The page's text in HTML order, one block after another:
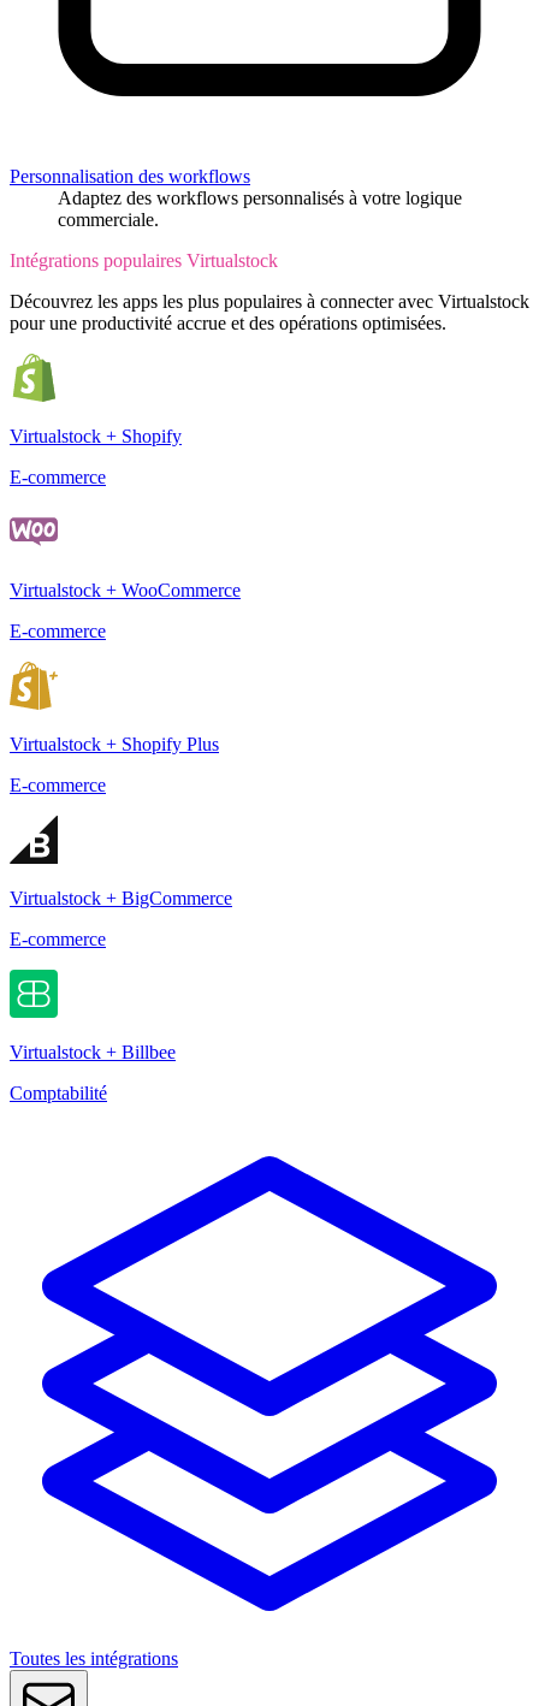
Personnalisation des workflows
Adaptez des workflows personnalisés à votre logique
commerciale.
Intégrations populaires Virtualstock
Découvrez les apps les plus populaires à connecter avec Virtualstock
pour une productivité accrue et des opérations optimisées.
Virtualstock + Shopify
E-commerce
Virtualstock + WooCommerce
E-commerce
Virtualstock + Shopify Plus
E-commerce
Virtualstock + BigCommerce
E-commerce
Virtualstock + Billbee
Comptabilité
Toutes les intégrations